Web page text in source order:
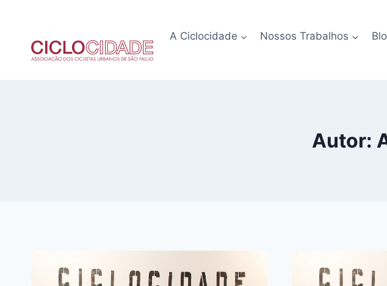
Conteúdo
A Ciclocidade Nossos Trabalhos
Autor: